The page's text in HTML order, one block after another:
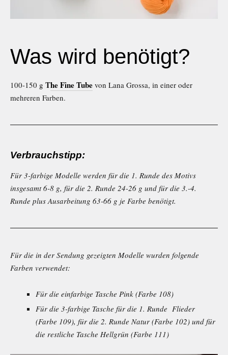
Was wird benötigt?
100-150 g The Fine Tube von Lana Grossa, in einer oder
mehreren Farben.
Verbrauchstipp:
Für 3-farbige Modelle werden für die 1. Runde des Motivs
insgesamt 6-8 g, für die 2. Runde 24-26 g und für die 3.-4.
Runde plus Ausarbeitung 63-66 g je Farbe benötigt.
Für die in der Sendung gezeigten Modelle wurden folgende
Farben verwendet:
Für die einfarbige Tasche Pink (Farbe 108)
Für die 3-farbige Tasche für die 1. Runde Flieder
(Farbe 109), für die 2. Runde Natur (Farbe 102) und für
die restliche Tasche Hellgrün (Farbe 111)